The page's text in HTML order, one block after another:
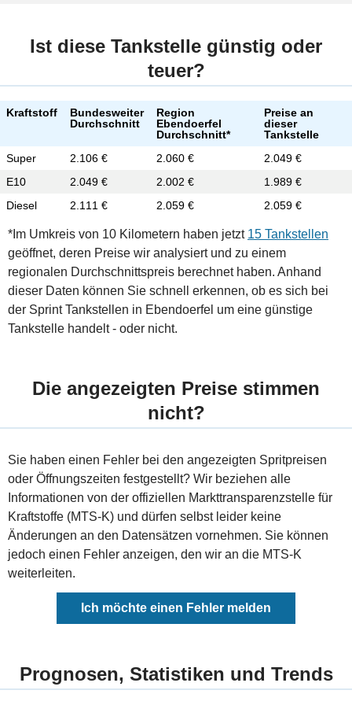
Ist diese Tankstelle günstig oder
teuer?
Kraftstoff
Bundesweiter
Durchschnitt
Region
Ebendoerfel
Durchschnitt*
Preise an
dieser
Tankstelle
Super
2.106 € 2.060 €
2.049 €
E10
2.049 € 2.002 €
1.989 €
Diesel
2.111 € 2.059 € 2.059 €
*Im Umkreis von 10 Kilometern haben jetzt 15 Tankstellen
geöffnet, deren Preise wir analysiert und zu einem
regionalen Durchschnittspreis berechnet haben. Anhand
dieser Daten können Sie schnell erkennen, ob es sich bei
der Sprint Tankstellen in Ebendoerfel um eine günstige
Tankstelle handelt - oder nicht.
Die angezeigten Preise stimmen
nicht?
Sie haben einen Fehler bei den angezeigten Spritpreisen
oder Öffnungszeiten festgestellt? Wir beziehen alle
Informationen von der offiziellen Markttransparenzstelle für
Kraftstoffe (MTS-K) und dürfen selbst leider keine
Änderungen an den Datensätzen vornehmen. Sie können
jedoch einen Fehler anzeigen, den wir an die MTS-K
weiterleiten.
Ich möchte einen Fehler melden
Prognosen, Statistiken und Trends